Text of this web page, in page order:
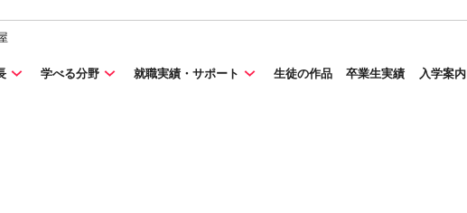
学べる分野 就職実績・サポート 生徒の作品 卒業生実績 入学案